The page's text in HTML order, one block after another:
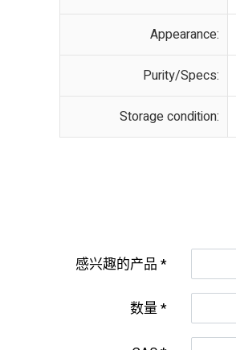
Appearance:
Purity/Specs:
Storage condition:
感兴趣的产品
数量